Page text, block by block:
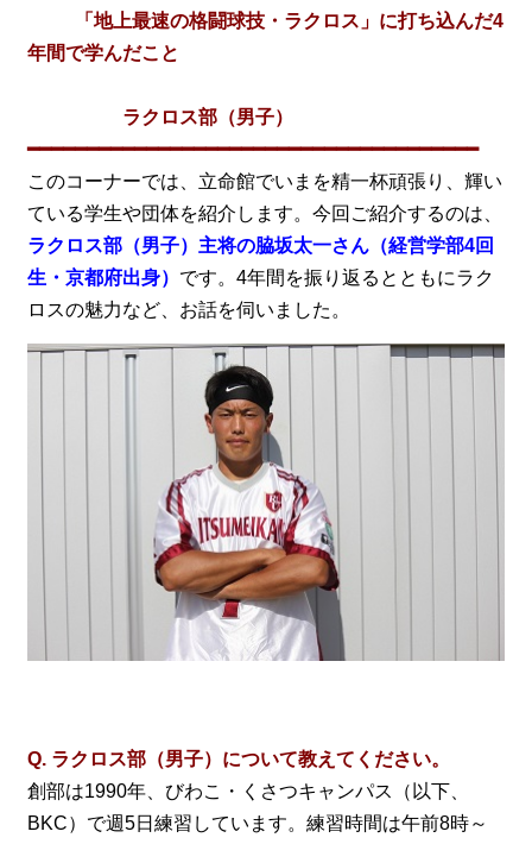
「地上最速の格闘球技・ラクロス」に打ち込んだ4
年間で学んだこと
ラクロス部（男子）
━━━━━━━━━━━━━━━━━━━━━━━━━━━━━━━━━━━━━━
このコーナーでは、立命館でいまを精一杯頑張り、輝い
ている学生や団体を紹介します。今回ご紹介するのは、
ラクロス部（男子）主将の脇坂太一さん（経営学部4回
生・京都府出身） です。4年間を振り返るとともにラク
ロスの魅力など、お話を伺いました。
Q. ラクロス部（男子）について教えてください。
創部は1990年、びわこ・くさつキャンパス（以下、
BKC）で週5日練習しています。練習時間は午前8時～